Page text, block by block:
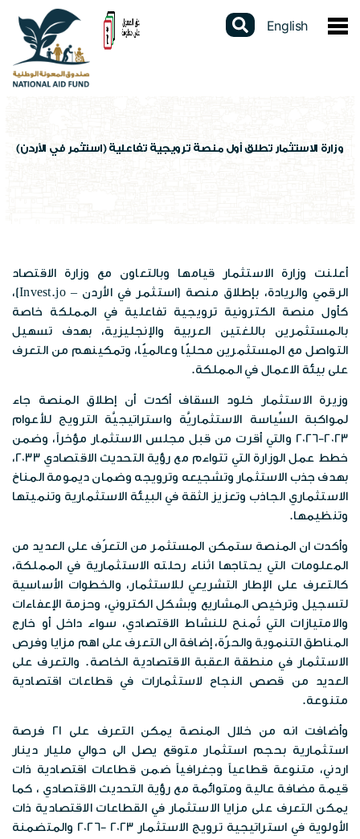
برامج الصندوق
مكاتب الصندوق
الشركاء الاستراتيجين
مبادرات الصندوق
قصص نجاح
اتصل بنا
دليل الخدمات
شهادة لمن يهمه الأمر
فتح محفظة الكترونية
المشاركات الالكترونية
الشكاوى الإلكترونية
تقييم الخدمة
الإستبيانات
دراسات وابحاث
احصاءات وبيانات
الخرائط الرقمية
موزانة صندوق المعونة الوطنية
تقارير مدقق الحسابات الختامية
عن السجل
المركز الاعلامي
الاخبار
الفعاليات
البوم الصور
المكتبة المرئية
المواد الاعلامية
النشرات المعرفية
بروشورات
العطاءات
English
وزارة الاستثمار تطلق أول منصة ترويجية تفاعلية (استثمر في الأردن)
أعلنت وزارة الاستثمار قيامها وبالتعاون مع وزارة الاقتصاد
الرقمي والريادة، بإطلاق منصة (استثمر في الأردن – Invest.jo
)،
كأول منصة الكترونية ترويجية تفاعلية في المملكة خاصة
بالمستثمرين باللغتين العربية والإنجليزية، بهدف تسهيل
التواصل مع المستثمرين محليًّا وعالميًّا، وتمكينهم من التعرف
على بيئة الاعمال في المملكة.
وزيرة الاستثمار خلود السقاف أكدت أن إطلاق المنصة جاء
لمواكبة السِّياسة الاستثماريَّة واستراتيجيَّة الترويج للأعوام
2023-2026 والتي أقرت من قبل مجلس الاستثمار مؤخراً، وضمن
خطط عمل الوزارة التي تتواءم مع رؤية التحديث الاقتصادي 2033،
بهدف جذب الاستثمار وتشجيعه وترويجه وضمان ديمومة المناخ
الاستثماري الجاذب وتعزيز الثقة في البيئة الاستثمارية وتنميتها
وتنظيمها.
وأكدت ان المنصة ستمكن المستثمر من التعرّف على العديد من
المعلومات التي يحتاجها اثناء رحلته الاستثمارية في المملكة،
كالتعرف على الإطار التشريعي للاستثمار، والخطوات الأساسية
لتسجيل وترخيص المشاريع وبشكل الكتروني، وحزمة الإعفاءات
والامتيازات التي تُمنح للنشاط الاقتصادي، سواء داخل أو خارج
المناطق التنموية والحرّة، إضافة الى التعرف على اهم مزايا وفرص
الاستثمار في منطقة العقبة الاقتصادية الخاصة. والتعرف على
العديد من قصص النجاح لاستثمارات في قطاعات اقتصادية
متنوعة.
وأضافت انه من خلال المنصة يمكن التعرف على 21 فرصة
استثمارية بحجم استثمار متوقع يصل الى حوالي مليار دينار
اردني، متنوعة قطاعياً وجغرافياً ضمن قطاعات اقتصادية ذات
قيمة مضافة عالية ومتوائمة مع رؤية التحديث الاقتصادي ، كما
يمكن التعرف على مزايا الاستثمار في القطاعات الاقتصادية ذات
الأولوية في استراتيجية ترويج الاستثمار 2023 -2026 والمتضمنة